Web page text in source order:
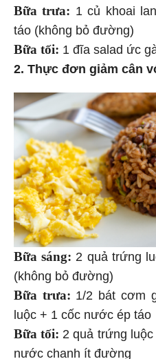
Bữa trưa: 1 củ khoai
táo (không bỏ đường)
Bữa tối: 1 đĩa salad ức
2. Thực đơn giảm cân
Bữa sáng: 2 quả trứng
(không bỏ đường)
Bữa trưa: 1/2 bát cơm
luộc + 1 cốc nước ép táo
Bữa tối: 2 quả trứng
nước chanh ít đường